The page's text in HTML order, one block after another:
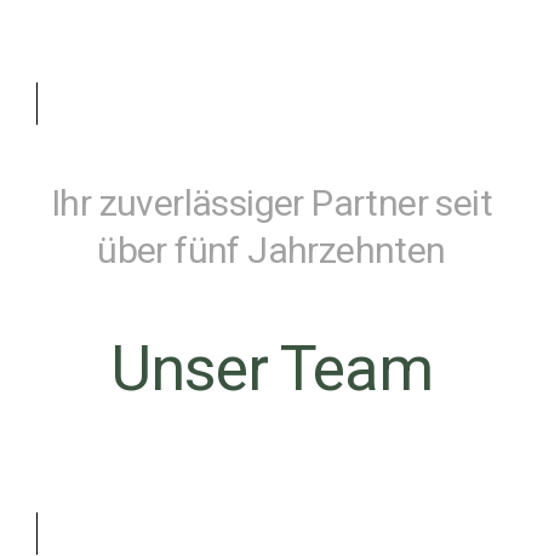
Ihr zuverlässiger Partner seit
über fünf Jahrzehnten
Unser Team